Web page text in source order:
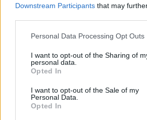
Downstream Participants that may
Personal Data Processing Opt Outs
I want to opt-out of the Sharing of
personal data.
Opted In
I want to opt-out of the Sale of my
Personal Data.
Opted In
Πρωινή